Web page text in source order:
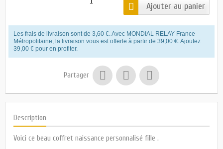
Ajouter au panier
Les frais de livraison sont de 3,60 €. Avec MONDIAL RELAY France
Métropolitaine, la livraison vous est offerte à partir de 39,00 €. Ajoutez
39,00 € pour en profiter.
Partager
Description
Voici ce beau coffret naissance personnalisé fille .